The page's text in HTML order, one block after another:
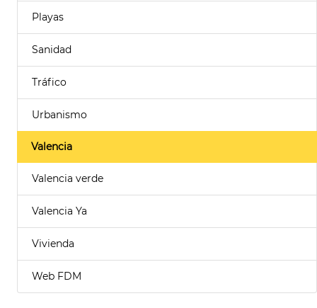
Playas
Sanidad
Tráfico
Urbanismo
Valencia
Valencia verde
Valencia Ya
Vivienda
Web FDM